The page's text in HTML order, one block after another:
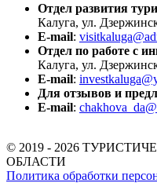
Отдел развития
Калуга, ул.
E-mail:
Отдел по работе с
Калуга, ул.
E-mail:
Для отзывов и
E-mail:
© 2019 - 2026
ОБЛАСТИ
Политика обработки